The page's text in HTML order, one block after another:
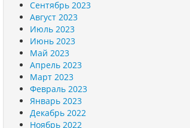
Сентябрь 2023
Август 2023
Июль 2023
Июнь 2023
Май 2023
Апрель 2023
Март 2023
Февраль 2023
Январь 2023
Декабрь 2022
Ноябрь 2022